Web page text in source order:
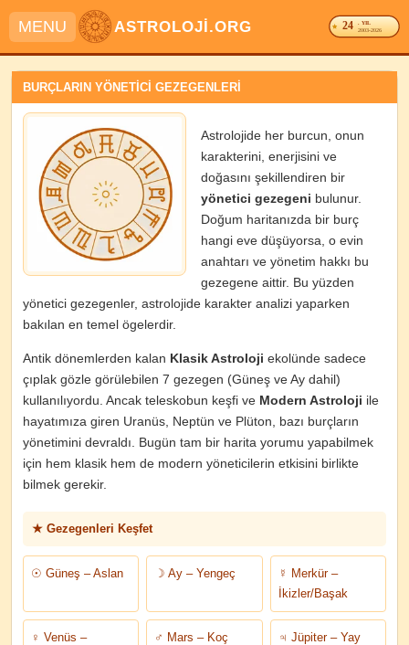
MENU ASTROLOJİ.ORG 24 . YIL
2003-2026
BURÇLARIN YÖNETİCİ GEZEGENLERİ
Astrolojide her burcun, onun
karakterini, enerjisini ve
doğasını şekillendiren bir
yönetici gezegeni bulunur.
Doğum haritanızda bir burç
hangi eve düşüyorsa, o evin
anahtarı ve yönetim hakkı bu
gezegene aittir. Bu yüzden
yönetici gezegenler, astrolojide karakter analizi yaparken
bakılan en temel ögelerdir.
Antik dönemlerden kalan Klasik Astroloji ekolünde sadece
çıplak gözle görülebilen 7 gezegen (Güneş ve Ay dahil)
kullanılıyordu. Ancak teleskobun keşfi ve Modern Astroloji ile
hayatımıza giren Uranüs, Neptün ve Plüton, bazı burçların
yönetimini devraldı. Bugün tam bir harita yorumu yapabilmek
için hem klasik hem de modern yöneticilerin etkisini birlikte
bilmek gerekir.
★ Gezegenleri Keşfet
☉ Güneş – Aslan ☽ Ay – Yengeç
☿ Merkür –
İkizler/Başak
♀ Venüs –
♂ Mars – Koç ♃ Jüpiter – Yay